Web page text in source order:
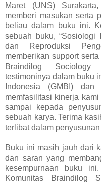
Maret (UNS)
memberi masukan serta
beliau dalam buku ini.
sebuah buku, “Sosiologi
dan Reproduksi
memberikan support
Braindilog
testimoninya dalam buku
Indonesia (GMBI)
memfasilitasi kinerja
sampai kepada
sebuah karya. Terima
terlibat dalam
Buku ini masih jauh dari
dan saran yang
kesempurnaan buku
Komunitas Braindilog